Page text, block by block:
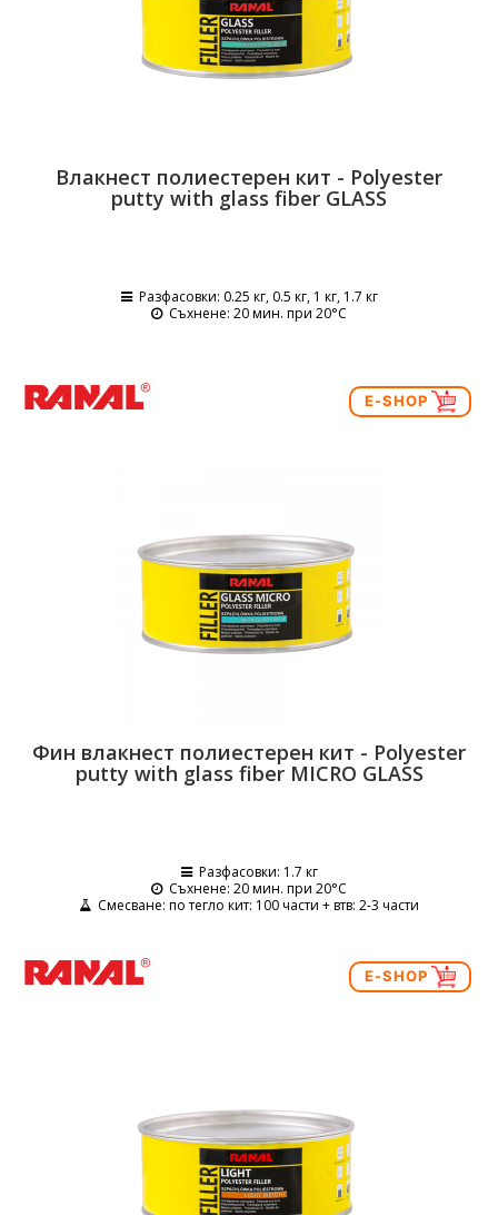
Влакнест полиестерен кит - Polyester
putty with glass fiber GLASS
Разфасовки: 0.25 кг, 0.5 кг, 1 кг, 1.7 кг
Съхнене: 20 мин. при 20°C
E-SHOP
Фин влакнест полиестерен кит - Polyester
putty with glass fiber MICRO GLASS
Разфасовки: 1.7 кг
Съхнене: 20 мин. при 20°C
Смесване: по тегло кит: 100 части + втв: 2-3 части
E-SHOP